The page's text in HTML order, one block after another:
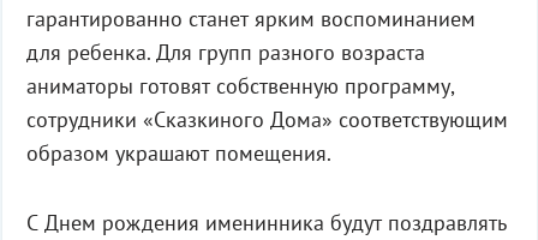
гарантированно станет ярким воспоминанием
для ребенка. Для групп разного возраста
аниматоры готовят собственную программу,
сотрудники «Сказкиного Дома» соответствующим
образом украшают помещения.
С Днем рождения именинника будут поздравлять